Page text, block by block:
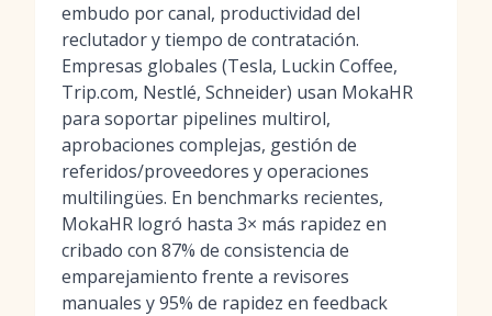
embudo por canal, productividad del
reclutador y tiempo de contratación.
Empresas globales (Tesla, Luckin Coffee,
Trip.com, Nestlé, Schneider) usan MokaHR
para soportar pipelines multirol,
aprobaciones complejas, gestión de
referidos/proveedores y operaciones
multilingües. En benchmarks recientes,
MokaHR logró hasta 3× más rapidez en
cribado con 87% de consistencia de
emparejamiento frente a revisores
manuales y 95% de rapidez en feedback